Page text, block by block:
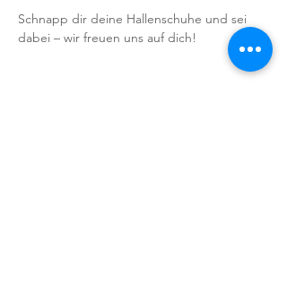
Schnapp dir deine Hallenschuhe und sei
dabei – wir freuen uns auf dich!